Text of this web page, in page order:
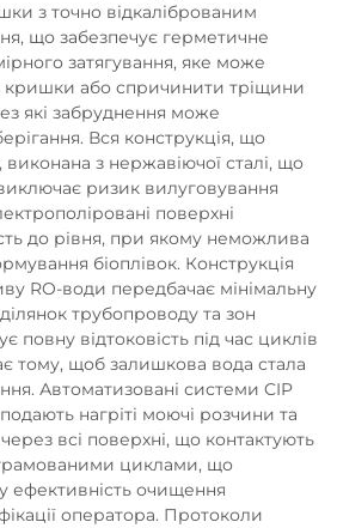
з точно відкаліброваним
що забезпечує герметичне
затягування, яке може
кришки або спричинити тріщини
які забруднення може
Вся конструкція, що
виконана з нержавіючої сталі, що
виключає ризик вилуговування
поверхні
до рівня, при якому неможлива
біоплівок. Конструкція
RO-води передбачає мінімальну
трубопроводу та зон
повну відтоковість під час циклів
тому, щоб залишкова вода стала
Автоматизовані системи CIP
нагріті моючі розчини та
всі поверхні, що контактують
циклами, що
ефективність очищення
оператора. Протоколи